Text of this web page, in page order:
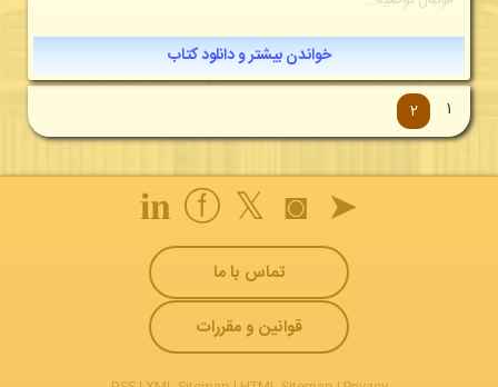
خواندن بیشتر و دانلود کتاب
1
2
➤
◙
𝕏
ⓕ
𝐢𝐧
تماس با ما
قوانین و مقررات